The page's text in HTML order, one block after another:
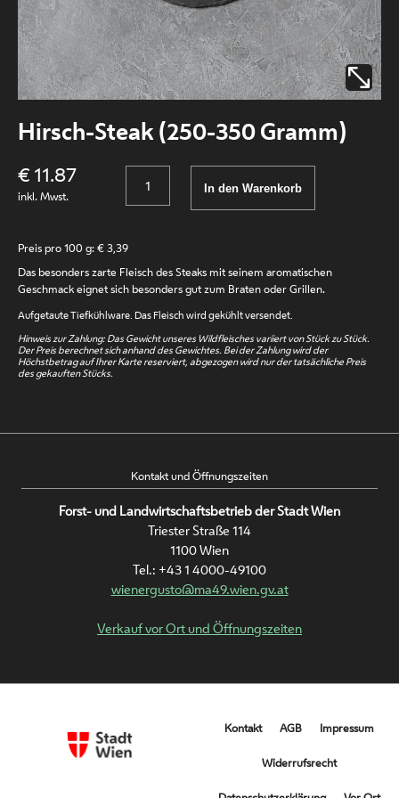
Hirsch-Steak (250-350 Gramm)
€ 11.87
inkl. Mwst.
Anzahl
In den Warenkorb
Preis pro 100 g: € 3,39
Das besonders zarte Fleisch des Steaks mit seinem aromatischen
Geschmack eignet sich besonders gut zum Braten oder Grillen.
Aufgetaute Tiefkühlware. Das Fleisch wird gekühlt versendet.
Hinweis zur Zahlung: Das Gewicht unseres Wildfleisches variiert von Stück zu Stück.
Der Preis berechnet sich anhand des Gewichtes. Bei der Zahlung wird der
Höchstbetrag auf Ihrer Karte reserviert, abgezogen wird nur der tatsächliche Preis
des gekauften Stücks.
Kontakt und Öffnungszeiten
Forst- und Landwirtschaftsbetrieb der Stadt Wien
Triester Straße 114
1100 Wien
Tel.: +43 1 4000-49100
wienergusto@ma49.wien.gv.at
Verkauf vor Ort und Öffnungszeiten
Metanavigation
Kontakt AGB Impressum
Widerrufsrecht